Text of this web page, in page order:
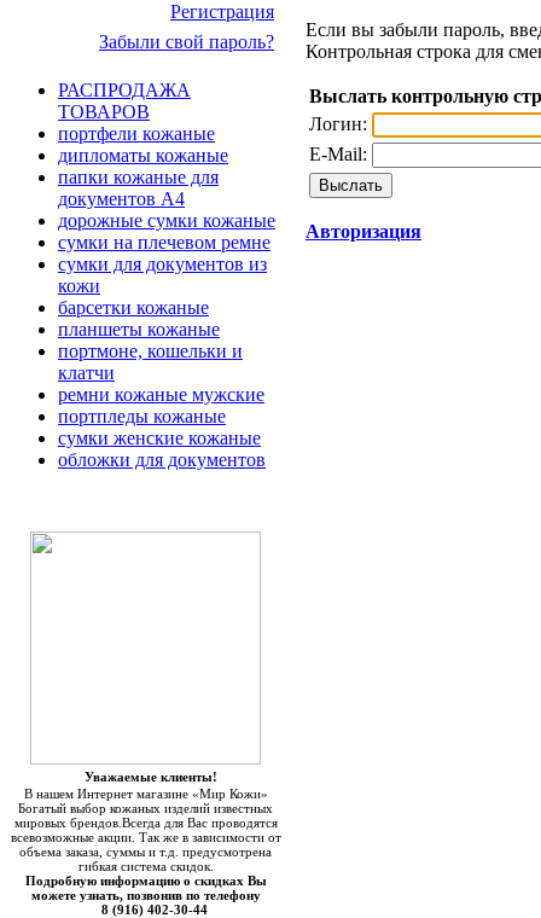
Регистрация
Забыли свой пароль?
РАСПРОДАЖА
ТОВАРОВ
портфели кожаные
дипломаты кожаные
папки кожаные для
документов А4
дорожные сумки кожаные
сумки на плечевом ремне
сумки для документов из
кожи
барсетки кожаные
планшеты кожаные
портмоне, кошельки и
клатчи
ремни кожаные мужские
портпледы кожаные
сумки женские кожаные
обложки для документов
Уважаемые клиенты!
В нашем Интернет магазине «Мир Кожи»
Богатый выбор кожаных изделий известных
мировых брендов.Всегда для Вас проводятся
всевозможные акции. Так же в зависимости от
объема заказа, суммы и т.д. предусмотрена
гибкая система скидок.
Подробную информацию о скидках Вы
можете узнать, позвонив по телефону
8 (916) 402-30-44
Если вы забыли пароль,
Контрольная строка для
Выслать контрольную
Логин:
E-Mail:
Авторизация